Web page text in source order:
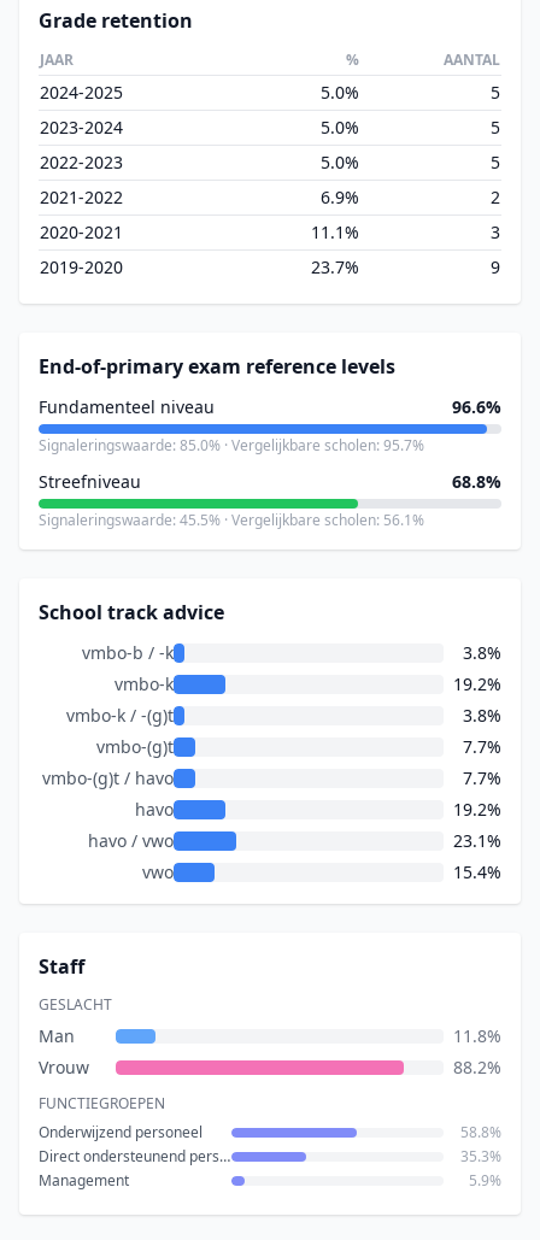
Grade retention
JAAR % AANTAL
2024-2025 5.0%
5
2023-2024
5.0%
5
2022-2023
5.0%
5
2021-2022
6.9%
2
2020-2021
11.1%
3
2019-2020
23.7% 9
End-of-primary exam reference levels
Fundamenteel niveau 96.6%
Signaleringswaarde: 85.0% · Vergelijkbare scholen: 95.7%
Streefniveau 68.8%
Signaleringswaarde: 45.5% · Vergelijkbare scholen: 56.1%
School track advice
vmbo-b / -k
3.8%
vmbo-k
19.2%
vmbo-k / -(g)t
3.8%
vmbo-(g)t
7.7%
vmbo-(g)t / havo
7.7%
havo
19.2%
havo / vwo
23.1%
vwo
15.4%
Staff
GESLACHT
Man
11.8%
Vrouw
88.2%
FUNCTIEGROEPEN
Onderwijzend personeel
58.8%
Direct ondersteunend personeel
35.3%
Management
5.9%